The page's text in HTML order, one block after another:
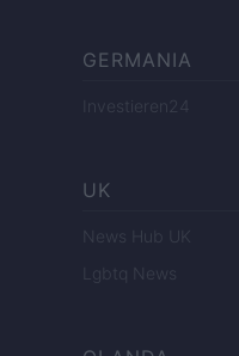
GERMANIA
Investieren24
UK
News Hub UK
Lgbtq News